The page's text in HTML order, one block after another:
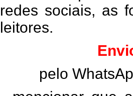
redes sociais, as
leitores.
pelo